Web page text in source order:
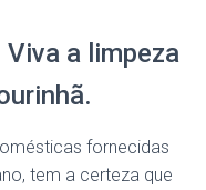
a limpeza
fornecidas
tem a certeza que